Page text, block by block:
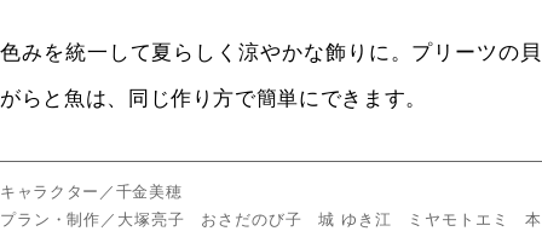
色みを統一して夏らしく涼やかな飾りに。プリーツの貝
がらと魚は、同じ作り方で簡単にできます。
キャラクター／千金美穂
プラン・制作／大塚亮子 おさだのび子 城 ゆき江 ミヤモトエミ 本